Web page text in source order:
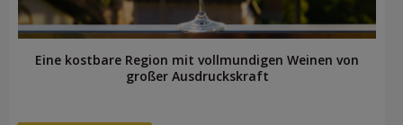
Eine kostbare Region mit vollmundigen Weinen von
großer Ausdruckskraft